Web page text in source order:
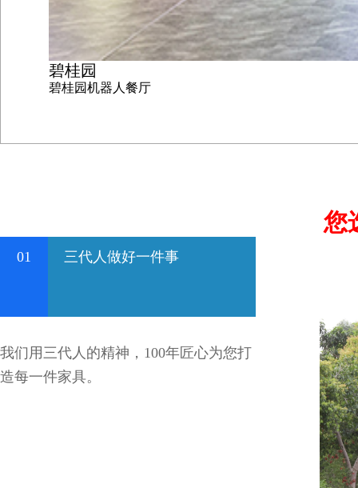
碧桂园
碧桂园机器人餐厅
您
01 三代人做好一件事
我们用三代人的精神，100年匠心为您打
造每一件家具。